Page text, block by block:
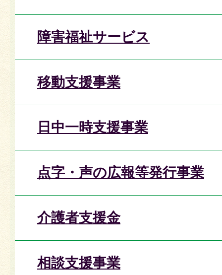
障害福祉サービス
移動支援事業
日中一時支援事業
点字・声の広報等発行事業
介護者支援金
相談支援事業